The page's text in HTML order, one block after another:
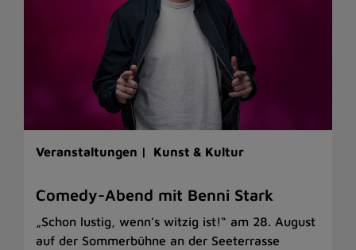
Veranstaltungen | Kunst & Kultur
Comedy-Abend mit Benni Stark
„Schon lustig, wenn’s witzig ist!“ am 28. August
auf der Sommerbühne an der Seeterrasse